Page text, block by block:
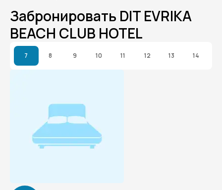
Забронировать DIT EVRIKA
BEACH CLUB HOTEL
7 8 9 10 11 12 13 14